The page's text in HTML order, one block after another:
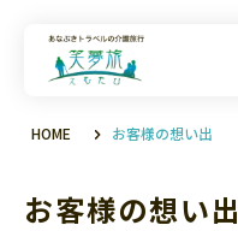
HOME お客様の想い出
お客様の想い出